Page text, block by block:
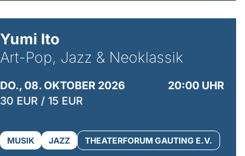
Yumi Ito
Art-Pop, Jazz & Neoklassik
DO., 08. OKTOBER 2026
20:00 UHR
30 EUR / 15 EUR
MUSIK JAZZ THEATERFORUM GAUTING E.V.